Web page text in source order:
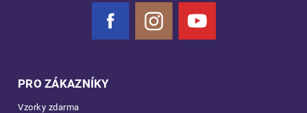
Facebook Instagram YouTube
PRO ZÁKAZNÍKY
Vzorky zdarma